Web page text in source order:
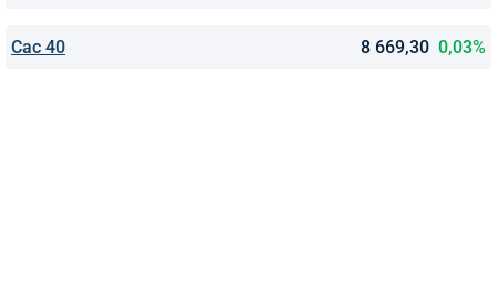
Cac 40 8 669,30 0,03%